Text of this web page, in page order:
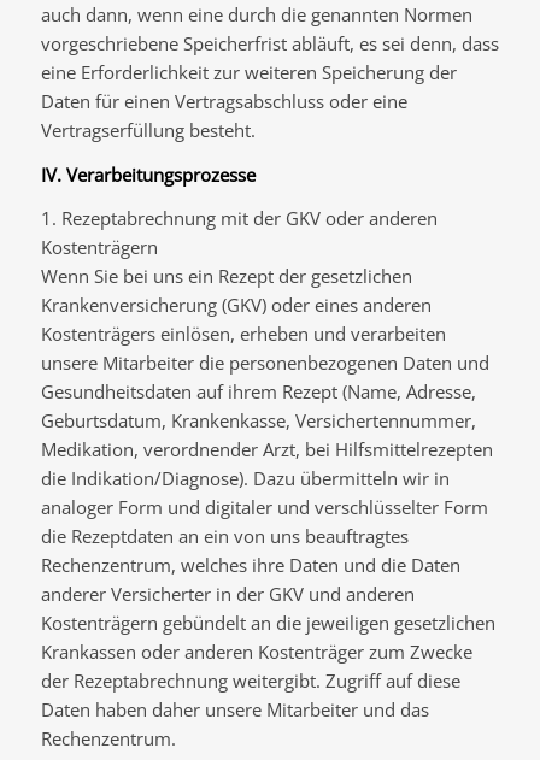
auch dann, wenn eine durch die genannten Normen
vorgeschriebene Speicherfrist abläuft, es sei denn, dass
eine Erforderlichkeit zur weiteren Speicherung der
Daten für einen Vertragsabschluss oder eine
Vertragserfüllung besteht.
IV. Verarbeitungsprozesse
1. Rezeptabrechnung mit der GKV oder anderen
Kostenträgern
Wenn Sie bei uns ein Rezept der gesetzlichen
Krankenversicherung (GKV) oder eines anderen
Kostenträgers einlösen, erheben und verarbeiten
unsere Mitarbeiter die personenbezogenen Daten und
Gesundheitsdaten auf ihrem Rezept (Name, Adresse,
Geburtsdatum, Krankenkasse, Versichertennummer,
Medikation, verordnender Arzt, bei Hilfsmittelrezepten
die Indikation/Diagnose). Dazu übermitteln wir in
analoger Form und digitaler und verschlüsselter Form
die Rezeptdaten an ein von uns beauftragtes
Rechenzentrum, welches ihre Daten und die Daten
anderer Versicherter in der GKV und anderen
Kostenträgern gebündelt an die jeweiligen gesetzlichen
Krankassen oder anderen Kostenträger zum Zwecke
der Rezeptabrechnung weitergibt. Zugriff auf diese
Daten haben daher unsere Mitarbeiter und das
Rechenzentrum.